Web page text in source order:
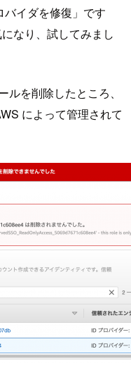
バイダを修復」です
なり、試してみまし
を削除したところ、
によって管理されて